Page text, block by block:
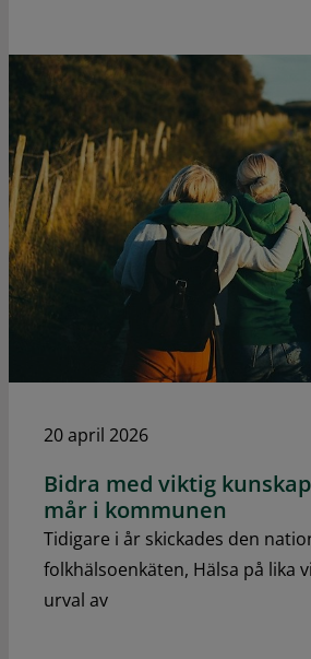
20 april 2026
Bidra med viktig
mår i kommunen
Tidigare i år skickades den
folkhälsoenkäten, Hälsa på lika
urval av